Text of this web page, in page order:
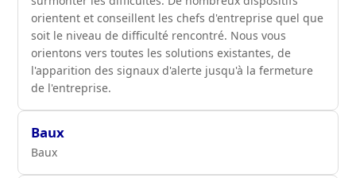
orientent et conseillent les chefs d'entreprise quel que
soit le niveau de difficulté rencontré. Nous vous
orientons vers toutes les solutions existantes, de
l'apparition des signaux d'alerte jusqu'à la fermeture
de l'entreprise.
Baux
Baux